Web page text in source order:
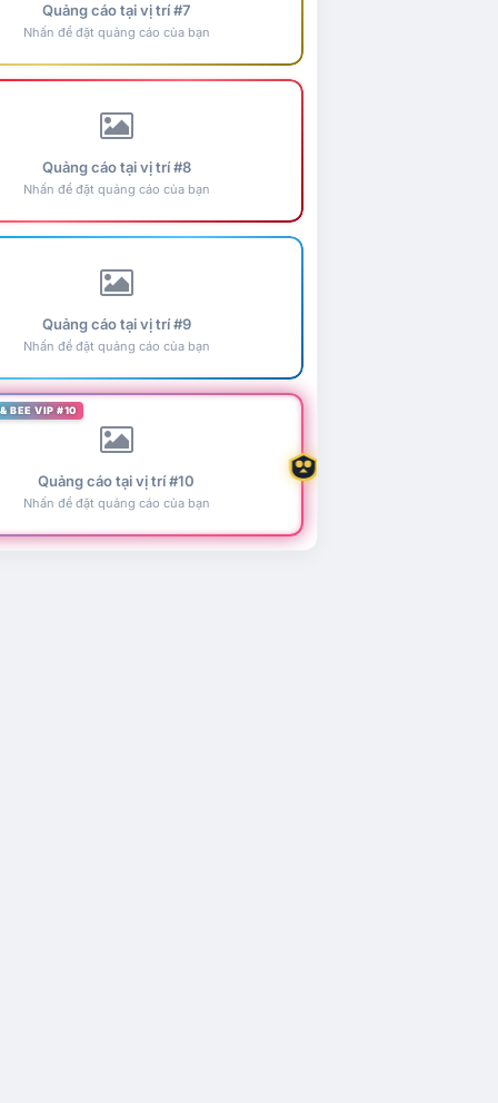
Quảng cáo tại vị trí #7
Nhấn để đặt quảng cáo của bạn
Quảng cáo tại vị trí #8
Nhấn để đặt quảng cáo của bạn
Quảng cáo tại vị trí #9
Nhấn để đặt quảng cáo của bạn
BEE VIP #10
Quảng cáo tại vị trí #10
Nhấn để đặt quảng cáo của bạn